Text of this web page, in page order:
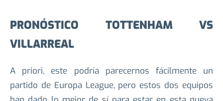
PRONÓSTICO TOTTENHAM VS
VILLARREAL